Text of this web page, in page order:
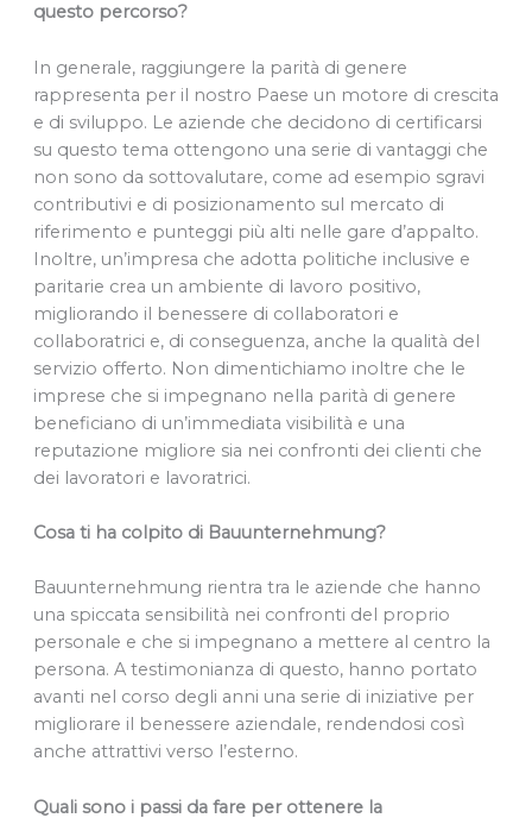
questo percorso?
In generale, raggiungere la parità di genere
rappresenta per il nostro Paese un motore di crescita
e di sviluppo. Le aziende che decidono di certificarsi
su questo tema ottengono una serie di vantaggi che
non sono da sottovalutare, come ad esempio sgravi
contributivi e di posizionamento sul mercato di
riferimento e punteggi più alti nelle gare d’appalto.
Inoltre, un’impresa che adotta politiche inclusive e
paritarie crea un ambiente di lavoro positivo,
migliorando il benessere di collaboratori e
collaboratrici e, di conseguenza, anche la qualità del
servizio offerto. Non dimentichiamo inoltre che le
imprese che si impegnano nella parità di genere
beneficiano di un’immediata visibilità e una
reputazione migliore sia nei confronti dei clienti che
dei lavoratori e lavoratrici.
Cosa ti ha colpito di Bauunternehmung?
Bauunternehmung rientra tra le aziende che hanno
una spiccata sensibilità nei confronti del proprio
personale e che si impegnano a mettere al centro la
persona. A testimonianza di questo, hanno portato
avanti nel corso degli anni una serie di iniziative per
migliorare il benessere aziendale, rendendosi così
anche attrattivi verso l’esterno.
Quali sono i passi da fare per ottenere la